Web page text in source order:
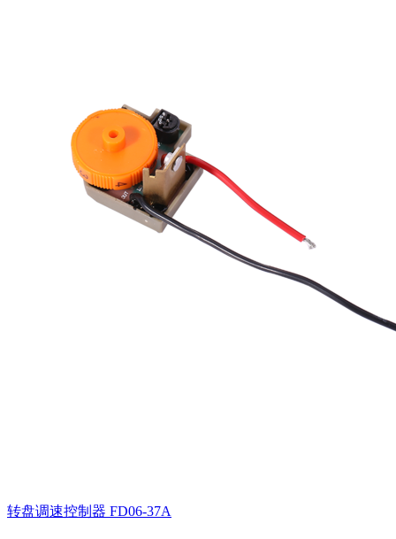
转盘调速控制器 FD06-37A